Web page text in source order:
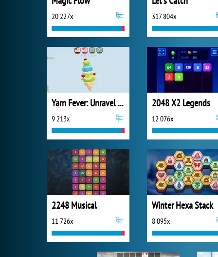
20 227x 317 804x
Yarn Fever: Unravel Puzzle
9 213x
2048 X2 Legends
12 076x
2248 Musical
11 726x
Winter Hexa Stack
8 095x